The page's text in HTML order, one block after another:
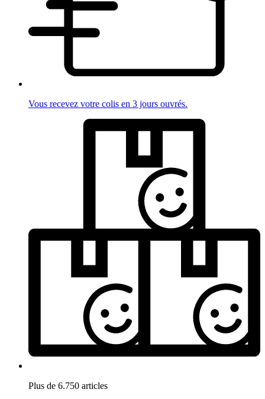
Vous recevez votre colis en 3 jours ouvrés.
Plus de 6.750 articles